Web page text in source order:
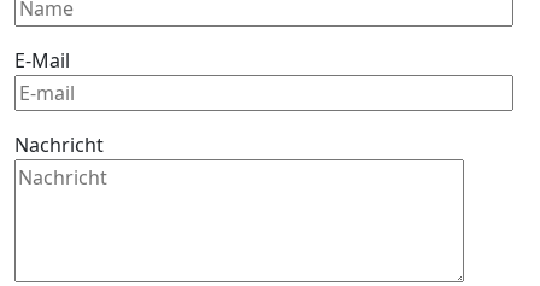
E-Mail
Nachricht